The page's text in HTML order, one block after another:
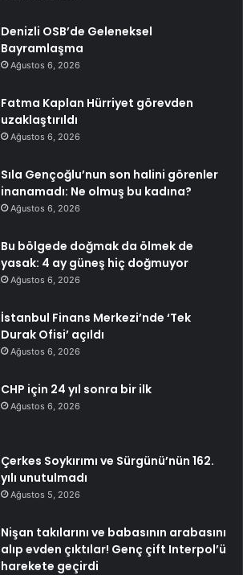
Denizli OSB’de Geleneksel
Bayramlaşma
Ağustos 6, 2026
Fatma Kaplan Hürriyet görevden
uzaklaştırıldı
Ağustos 6, 2026
Sıla Gençoğlu’nun son halini görenler
inanamadı: Ne olmuş bu kadına?
Ağustos 6, 2026
Bu bölgede doğmak da ölmek de
yasak: 4 ay güneş hiç doğmuyor
Ağustos 6, 2026
İstanbul Finans Merkezi’nde ‘Tek
Durak Ofisi’ açıldı
Ağustos 6, 2026
CHP için 24 yıl sonra bir ilk
Ağustos 6, 2026
Çerkes Soykırımı ve Sürgünü’nün 162.
yılı unutulmadı
Ağustos 5, 2026
Nişan takılarını ve babasının arabasını
alıp evden çıktılar! Genç çift Interpol’ü
harekete geçirdi